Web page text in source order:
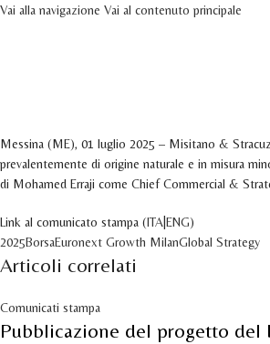
Vai alla navigazione Vai al contenuto principale
Messina (ME), 01 luglio 2025 – Misitano &
prevalentemente di origine naturale e in misura
di Mohamed Erraji come Chief Commercial &
Link al comunicato stampa (ITA ENG)
2025BorsaEuronext Growth MilanGlobal Strategy
Articoli correlati
Comunicati stampa
Pubblicazione del progetto